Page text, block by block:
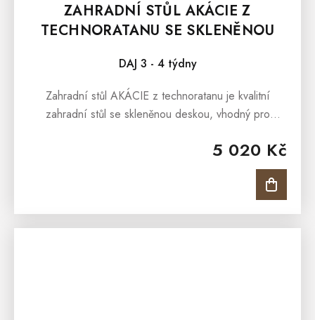
ZAHRADNÍ STŮL AKÁCIE Z
TECHNORATANU SE SKLENĚNOU
DAJ 3 - 4 týdny
5 020 Kč
Zahradní stůl AKÁCIE z technoratanu je kvalitní
zahradní stůl se skleněnou deskou, vhodný pro
pergoly i pro zimní zahrady....